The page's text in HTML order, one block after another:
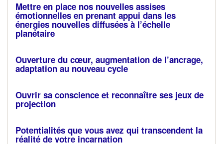
Mettre en place nos nouvelles assises
émotionnelles en prenant appui dans les
énergies nouvelles diffusées à l’échelle
planétaire
Ouverture du cœur, augmentation de l’ancrage,
adaptation au nouveau cycle
Ouvrir sa conscience et reconnaître ses jeux de
projection
Potentialités que vous avez qui transcendent la
réalité de votre incarnation